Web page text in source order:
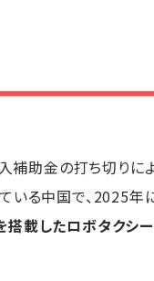
補助金の打ち切り
いる中国で、2025年
搭載したロボタクシー